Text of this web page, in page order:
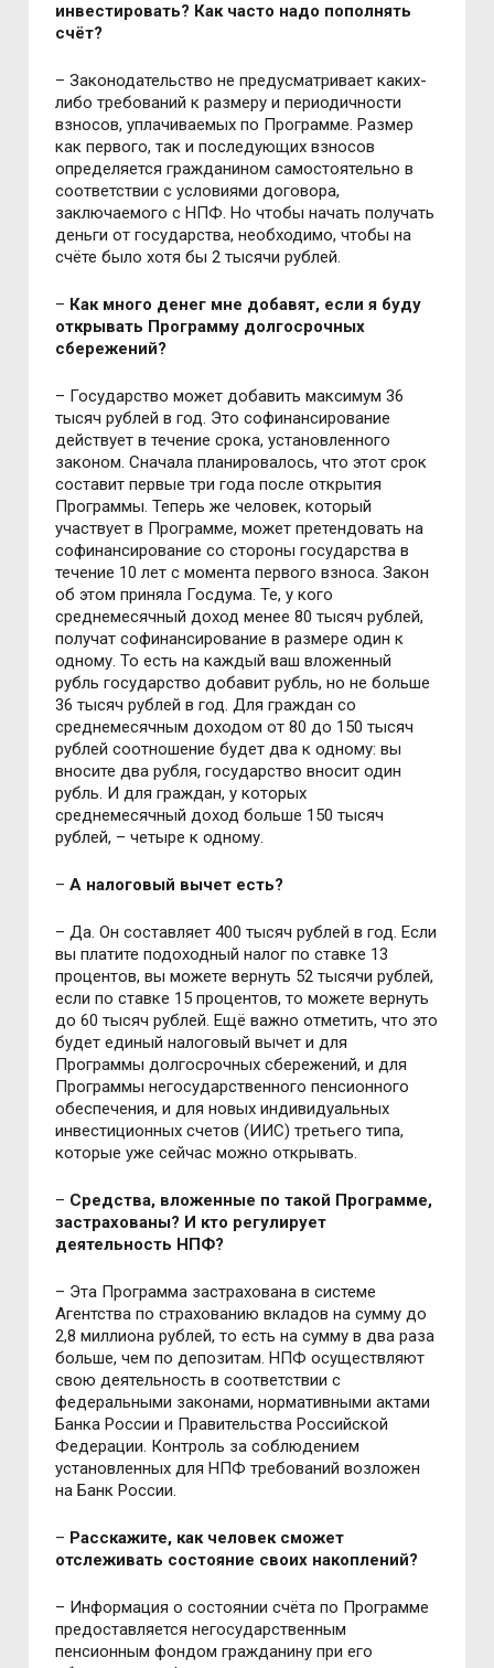
инвестировать? Как часто надо пополнять
счёт?
– Законодательство не предусматривает каких-
либо требований к размеру и периодичности
взносов, уплачиваемых по Программе. Размер
как первого, так и последующих взносов
определяется гражданином самостоятельно в
соответствии с условиями договора,
заключаемого с НПФ. Но чтобы начать получать
деньги от государства, необходимо, чтобы на
счёте было хотя бы 2 тысячи рублей.
– Как много денег мне добавят, если я буду
открывать Программу долгосрочных
сбережений?
– Государство может добавить максимум 36
тысяч рублей в год. Это софинансирование
действует в течение срока, установленного
законом. Сначала планировалось, что этот срок
составит первые три года после открытия
Программы. Теперь же человек, который
участвует в Программе, может претендовать на
софинансирование со стороны государства в
течение 10 лет с момента первого взноса. Закон
об этом приняла Госдума. Те, у кого
среднемесячный доход менее 80 тысяч рублей,
получат софинансирование в размере один к
одному. То есть на каждый ваш вложенный
рубль государство добавит рубль, но не больше
36 тысяч рублей в год. Для граждан со
среднемесячным доходом от 80 до 150 тысяч
рублей соотношение будет два к одному: вы
вносите два рубля, государство вносит один
рубль. И для граждан, у которых
среднемесячный доход больше 150 тысяч
рублей, – четыре к одному.
–А налоговый вычет есть?
– Да. Он составляет 400 тысяч рублей в год. Если
вы платите подоходный налог по ставке 13
процентов, вы можете вернуть 52 тысячи рублей,
если по ставке 15 процентов, то можете вернуть
до 60 тысяч рублей. Ещё важно отметить, что это
будет единый налоговый вычет и для
Программы долгосрочных сбережений, и для
Программы негосударственного пенсионного
обеспечения, и для новых индивидуальных
инвестиционных счетов (ИИС) третьего типа,
которые уже сейчас можно открывать.
– Средства, вложенные по такой Программе,
застрахованы? И кто регулирует
деятельность НПФ?
– Эта Программа застрахована в системе
Агентства по страхованию вкладов на сумму до
2,8 миллиона рублей, то есть на сумму в два раза
больше, чем по депозитам. НПФ осуществляют
свою деятельность в соответствии с
федеральными законами, нормативными актами
Банка России и Правительства Российской
Федерации. Контроль за соблюдением
установленных для НПФ требований возложен
на Банк России.
– Расскажите, как человек сможет
отслеживать состояние своих накоплений?
– Информация о состоянии счёта по Программе
предоставляется негосударственным
пенсионным фондом гражданину при его